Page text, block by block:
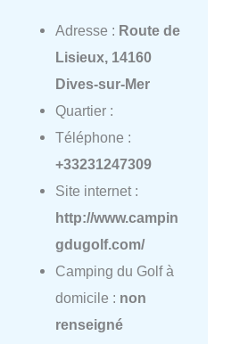
Adresse : Route de
Lisieux, 14160
Dives-sur-Mer
Quartier :
Téléphone :
+33231247309
Site internet :
http://www.campin
gdugolf.com/
Camping du Golf à
domicile : non
renseigné